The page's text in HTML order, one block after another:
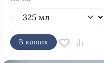
В кошик